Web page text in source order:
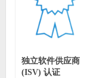
独立软件供应商
(ISV) 认证